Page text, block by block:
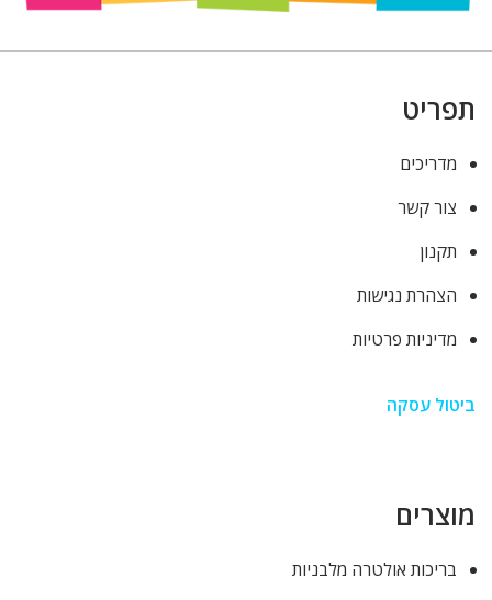
תפריט
מדריכים
צור קשר
תקנון
הצהרת נגישות
מדיניות פרטיות
ביטול עסקה
מוצרים
בריכות אולטרה מלבניות